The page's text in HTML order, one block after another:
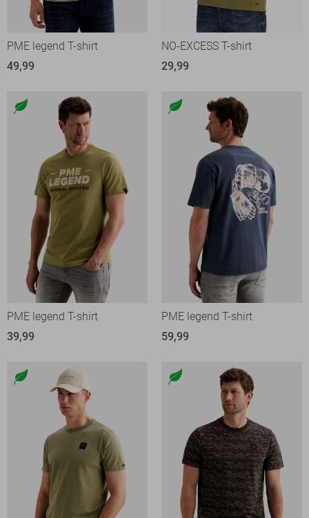
PME legend T-shirt
49,99
NO-EXCESS T-shirt
29,99
PME legend T-shirt
39,99
PME legend T-shirt
59,99